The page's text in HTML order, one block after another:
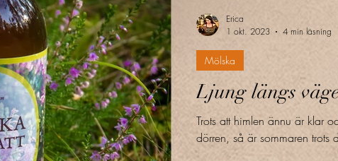
Ljung längs
Trots att himlen ännu är klar
dörren, så är sommaren trots
Mölska
Erica
1 okt. 2023
4 min läsning